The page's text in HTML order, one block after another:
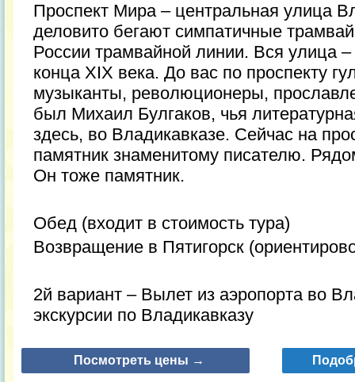
Проспект Мира – центральная улица
деловито бегают симпатичные
России трамвайной линии. Вся улица
конца XIX века. До вас по проспекту
музыканты, революционеры,
был Михаил Булгаков, чья
здесь, во Владикавказе. Сейчас на
памятник знаменитому писателю.
Он тоже памятник.
Обед (входит в стоимость тура)
Возвращение в Пятигорск
2й вариант – Вылет из аэропорта во
экскурсии по Владикавказу
Посмотреть цены →